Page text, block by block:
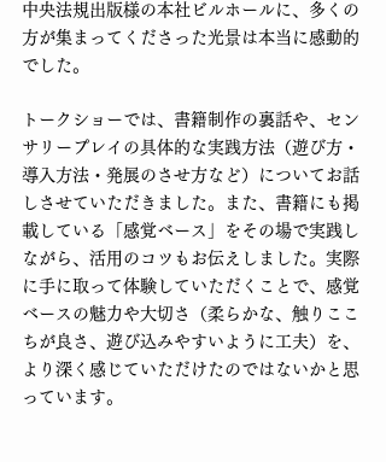
中央法規出版様の本社ビルホールに、多くの
方が集まってくださった光景は本当に感動的
でした。
トークショーでは、書籍制作の裏話や、セン
サリープレイの具体的な実践方法（遊び方・
導入方法・発展のさせ方など）についてお話
しさせていただきました。また、書籍にも掲
載している「感覚ベース」をその場で実践し
ながら、活用のコツもお伝えしました。実際
に手に取って体験していただくことで、感覚
ベースの魅力や大切さ（柔らかな、触りここ
ちが良さ、遊び込みやすいように工夫）を、
より深く感じていただけたのではないかと思
っています。